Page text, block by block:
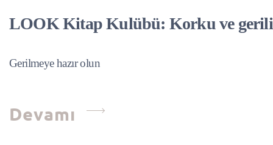
LOOK Kitap Kulübü: Korku ve
Gerilmeye hazır olun
Devamı